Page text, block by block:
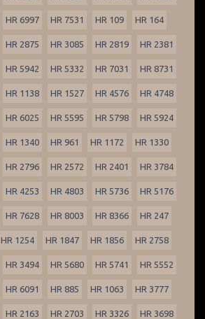
HR 6997 HR 7531 HR 109 HR 164
HR 2875 HR 3085 HR 2819 HR 2381
HR 5942 HR 5332 HR 7031 HR 8731
HR 1138 HR 1527 HR 4576 HR 4748
HR 6025 HR 5595 HR 5798 HR 5924
HR 1340 HR 961 HR 1172 HR 1330
HR 2796 HR 2572 HR 2401 HR 3784
HR 4253 HR 4803 HR 5736 HR 5176
HR 7628 HR 8003 HR 8366 HR 247
HR 1254 HR 1847 HR 1856 HR 2758
HR 3494 HR 5680 HR 5741 HR 5552
HR 6091 HR 885 HR 1063 HR 3777
HR 2163 HR 2703 HR 3326 HR 3698